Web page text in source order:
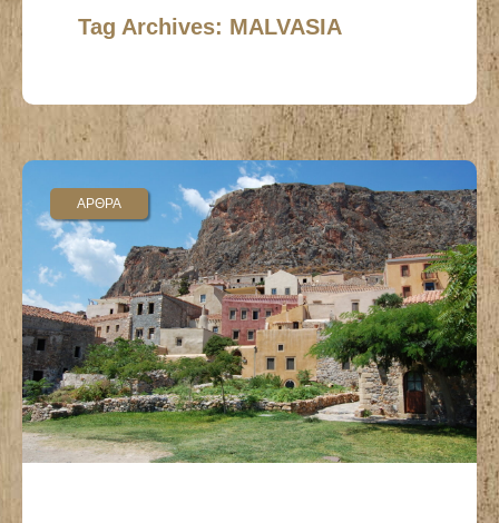
Tag Archives: MALVASIA
ΑΡΘΡΑ